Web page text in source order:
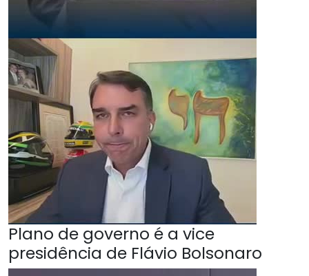
Plano de governo é a vice
presidência de Flávio Bolsonaro